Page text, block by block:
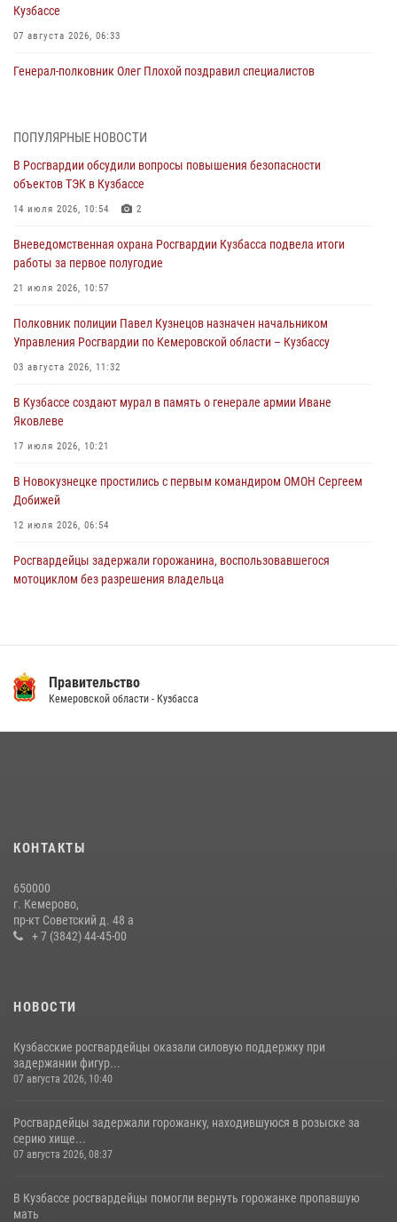
Кузбассе
07 августа 2026, 06:33
Генерал-полковник Олег Плохой поздравил специалистов
07 августа 2026, 05:32
С 1 сентября 2026 года вступает в силу новый федеральный закон о
частной охранной деятельности
06 августа 2026, 10:19
Росгвардейцы задержали предполагаемого виновника причинения
ножевого ранения кемеровчанину
06 августа 2026, 09:18
Росгвардейцы задержали мужчину, повредившего имущество
горожанки
06 августа 2026, 08:17
Росгвардейцы пресекли противоправные действия и защитили
новокузнечанку от агрессивного знакомого
06 августа 2026, 07:16
ПОПУЛЯРНЫЕ НОВОСТИ
В Росгвардии обсудили вопросы повышения безопасности
объектов ТЭК в Кузбассе
14 июля 2026, 10:54 2
Вневедомственная охрана Росгвардии Кузбасса подвела итоги
работы за первое полугодие
21 июля 2026, 10:57
Полковник полиции Павел Кузнецов назначен начальником
Управления Росгвардии по Кемеровской области – Кузбассу
03 августа 2026, 11:32
В Кузбассе создают мурал в память о генерале армии Иване
Яковлеве
17 июля 2026, 10:21
В Новокузнецке простились с первым командиром ОМОН Сергеем
Добижей
12 июля 2026, 06:54
Росгвардейцы задержали горожанина, воспользовавшегося
мотоциклом без разрешения владельца
24 июля 2026, 10:35 3
06 августа 2026, 10:19
гипермаркета товары на 13 тысяч рублей (ВИДЕО)
16 июля 2026, 06:43
Правительство
Кемеровской области - Кузбасса
КОНТАКТЫ
650000
г. Кемерово,
пр-кт Советский д. 48 а
+ 7 (3842) 44-45-00
НОВОСТИ
Кузбасские росгвардейцы оказали силовую поддержку при
задержании фигур...
07 августа 2026, 10:40
Росгвардейцы задержали горожанку, находившуюся в розыске за
серию хище...
07 августа 2026, 08:37
В Кузбассе росгвардейцы помогли вернуть горожанке пропавшую
мать